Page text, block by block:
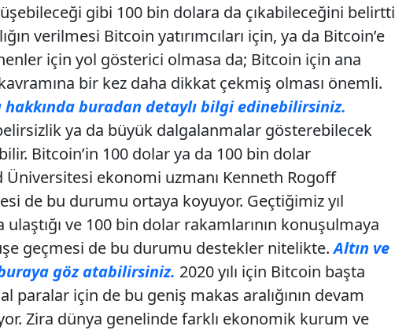
gibi 100 bin dolara da çıkabileceğini
verilmesi Bitcoin yatırımcıları için, ya da Bitcoin’e
için yol gösterici olmasa da; Bitcoin için ana
bir kez daha dikkat çekmiş olması önemli.
hakkında buradan detaylı bilgi edinebilirsiniz.
ya da büyük dalgalanmalar gösterebilecek
Bitcoin’in 100 dolar ya da 100 bin dolar
ekonomi uzmanı Kenneth Rogoff
de bu durumu ortaya koyuyor. Geçtiğimiz yıl
ulaştığı ve 100 bin dolar rakamlarının konuşulmaya
geçmesi de bu durumu destekler nitelikte.Altın ve
göz atabilirsiniz. 2020 yılı için Bitcoin başta
paralar için de bu geniş makas aralığının devam
Zira dünya genelinde farklı ekonomik kurum ve